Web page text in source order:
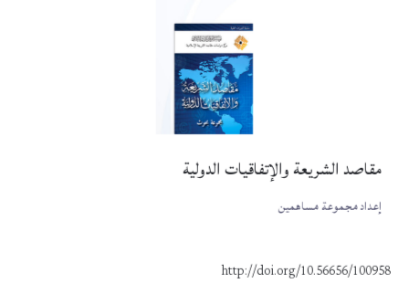
مقاصد الشريعة والإتفاقيات الدولية
إعداد مجموعة مساهمين
http://doi.org/10.56656/100958